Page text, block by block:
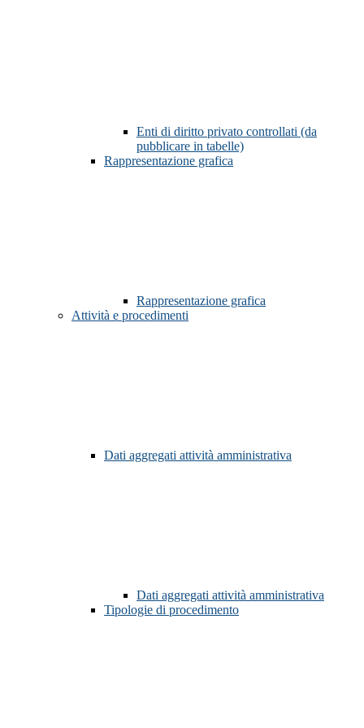
Enti di diritto privato controllati (da
pubblicare in tabelle)
Rappresentazione grafica
Rappresentazione grafica
Attività e procedimenti
Dati aggregati attività amministrativa
Dati aggregati attività amministrativa
Tipologie di procedimento